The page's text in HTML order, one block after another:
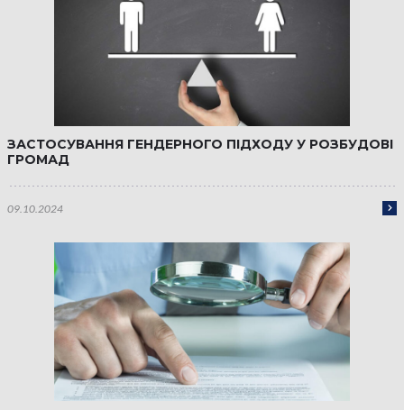
ЗАСТОСУВАННЯ ГЕНДЕРНОГО ПІДХОДУ У РОЗБУДОВІ
ГРОМАД
09.10.2024